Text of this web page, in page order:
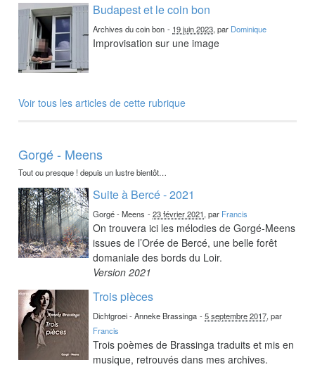
Budapest et le coin bon
Archives du coin bon - 19 juin 2023, par Dominique
Improvisation sur une image
Voir tous les articles de cette rubrique
Gorgé - Meens
Tout ou presque ! depuis un lustre bientôt…
Suite à Bercé - 2021
Gorgé - Meens -23 février 2021, par Francis
On trouvera ici les mélodies de Gorgé-Meens
issues de l’Orée de Bercé, une belle forêt
domaniale des bords du Loir.
Version 2021
Trois pièces
Dichtgroei - Anneke Brassinga -5 septembre 2017, par
Francis
Trois poèmes de Brassinga traduits et mis en
musique, retrouvés dans mes archives.